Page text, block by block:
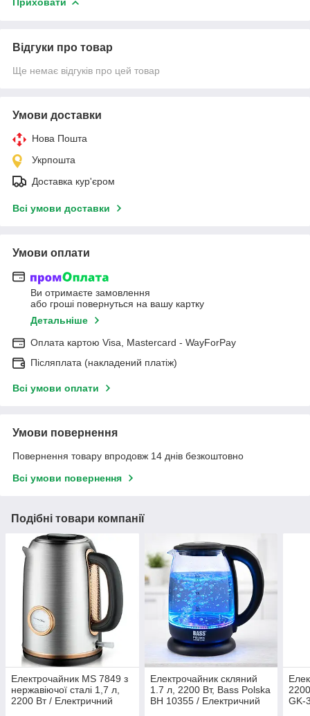
Відгуки про товар
Ще немає відгуків про цей товар
Умови доставки
Нова Пошта
Укрпошта
Доставка кур'єром
Всі умови доставки
Умови оплати
Ви отримаєте замовлення
або гроші повернуться на вашу картку
Детальніше
Оплата картою Visa, Mastercard - WayForPay
Післяплата (накладений платіж)
Всі умови оплати
Умови повернення
Повернення товару впродовж 14 днів безкоштовно
Всі умови повернення
Подібні товари компанії
Електрочайник MS 7849 з
нержавіючої сталі 1,7 л,
2200 Вт / Електричний
Електрочайник скляний
1.7 л, 2200 Вт, Bass Polska
BH 10355 / Електричний
GK-